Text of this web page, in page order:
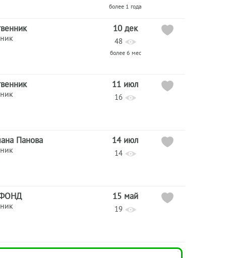
более 1 года
10 дек
48
более 6 мес
11 июл
16
Панова 14 июл
14
15 май
19